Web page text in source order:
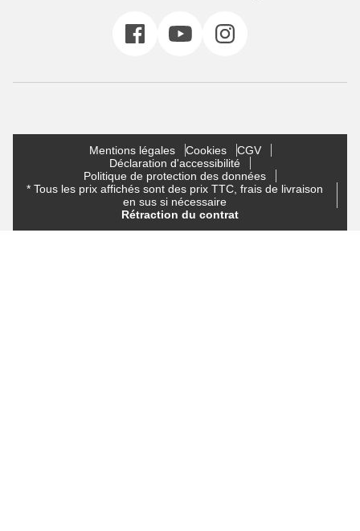
Mentions légales Cookies
CGV
Déclaration d'accessibilité
Politique de protection des données
* Tous les prix affichés sont des prix TTC, frais de livraison
en sus si nécessaire
Rétraction du contrat